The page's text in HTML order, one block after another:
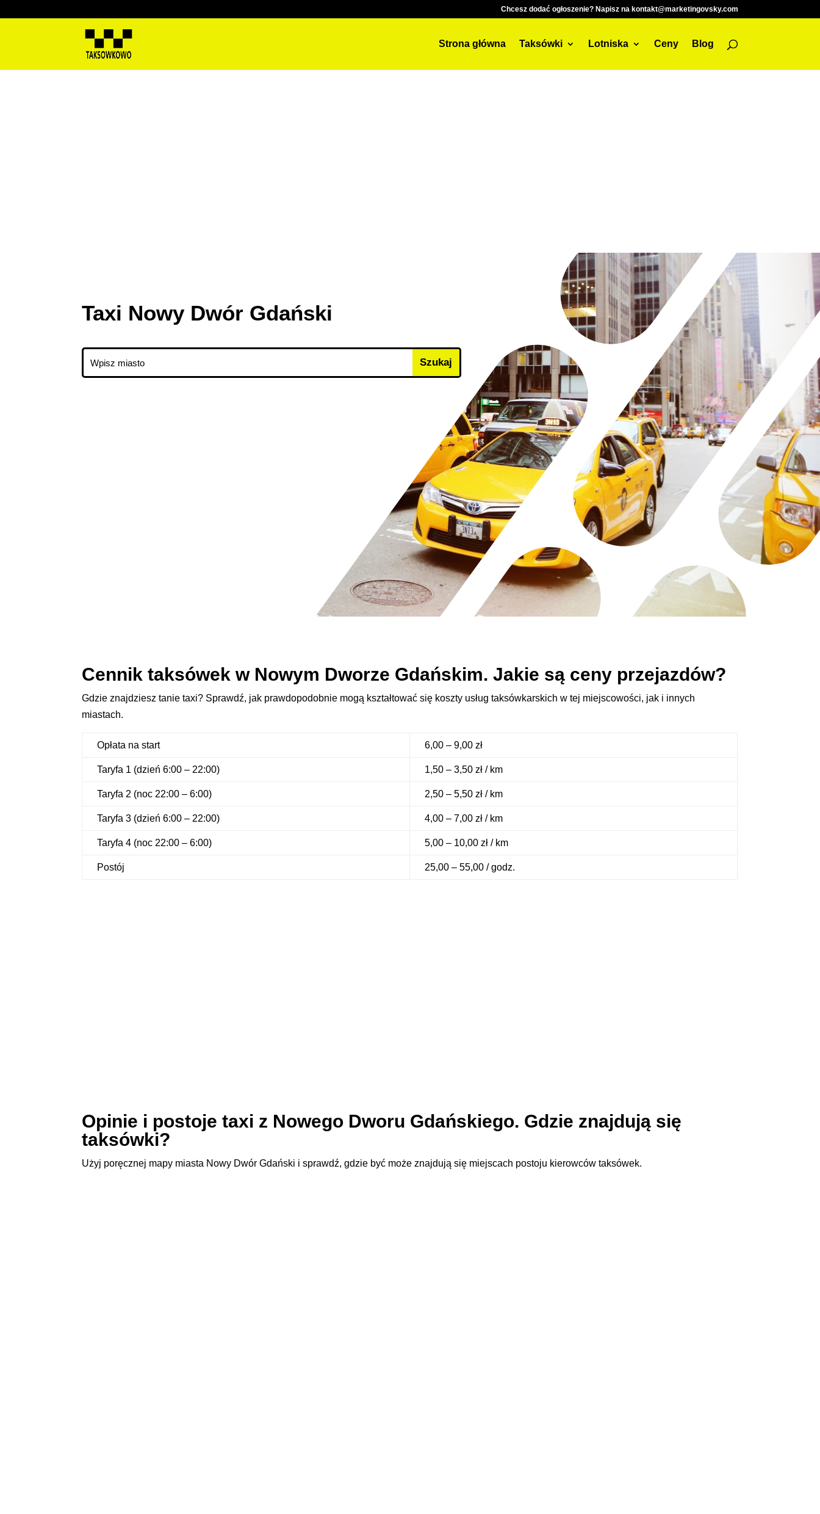
Chcesz dodać ogłoszenie? Napisz na kontakt@marketingovsky.com
Strona główna Taksówki Lotniska Ceny Blog
Taxi Nowy Dwór Gdański
Cennik taksówek w Nowym Dworze Gdańskim. Jakie są ceny przejazdów?
Gdzie znajdziesz tanie taxi? Sprawdź, jak prawdopodobnie mogą kształtować się koszty usług taksówkarskich w tej miejscowości, jak i innych
miastach.
Opłata na start 6,00 – 9,00 zł
Taryfa 1 (dzień 6:00 – 22:00) 1,50 – 3,50 zł / km
Taryfa 2 (noc 22:00 – 6:00) 2,50 – 5,50 zł / km
Taryfa 3 (dzień 6:00 – 22:00) 4,00 – 7,00 zł / km
Taryfa 4 (noc 22:00 – 6:00) 5,00 – 10,00 zł / km
Postój 25,00 – 55,00 / godz.
Opinie i postoje taxi z Nowego Dworu Gdańskiego. Gdzie znajdują się
taksówki?
Użyj poręcznej mapy miasta Nowy Dwór Gdański i sprawdź, gdzie być może znajdują się miejscach postoju kierowców taksówek.